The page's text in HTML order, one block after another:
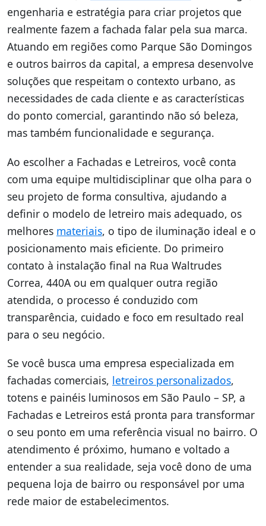
engenharia e estratégia para criar projetos que
realmente fazem a fachada falar pela sua marca.
Atuando em regiões como Parque São Domingos
e outros bairros da capital, a empresa desenvolve
soluções que respeitam o contexto urbano, as
necessidades de cada cliente e as características
do ponto comercial, garantindo não só beleza,
mas também funcionalidade e segurança.
Ao escolher a Fachadas e Letreiros, você conta
com uma equipe multidisciplinar que olha para o
seu projeto de forma consultiva, ajudando a
definir o modelo de letreiro mais adequado, os
melhores materiais, o tipo de iluminação ideal e o
posicionamento mais eficiente. Do primeiro
contato à instalação final na Rua Waltrudes
Correa, 440A ou em qualquer outra região
atendida, o processo é conduzido com
transparência, cuidado e foco em resultado real
para o seu negócio.
Se você busca uma empresa especializada em
fachadas comerciais, letreiros personalizados,
totens e painéis luminosos em São Paulo – SP, a
Fachadas e Letreiros está pronta para transformar
o seu ponto em uma referência visual no bairro. O
atendimento é próximo, humano e voltado a
entender a sua realidade, seja você dono de uma
pequena loja de bairro ou responsável por uma
rede maior de estabelecimentos.